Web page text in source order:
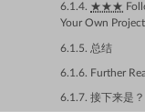
6.1.4. ★★★
Your Own
6.1.5. 总结
6.1.6. Further
6.1.7. 接下来是？